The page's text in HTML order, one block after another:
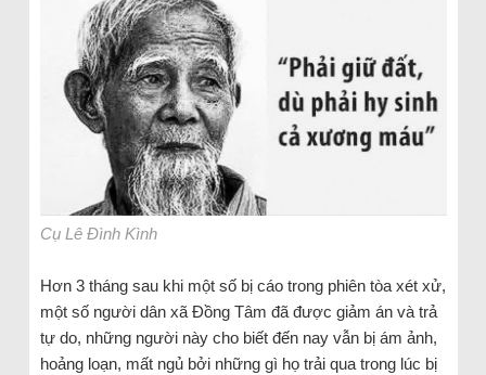
Cụ Lê Đình Kình
Hơn 3 tháng sau khi một số bị cáo trong phiên tòa xét xử,
một số người dân xã Đồng Tâm đã được giảm án và trả
tự do, những người này cho biết đến nay vẫn bị ám ảnh,
hoảng loạn, mất ngủ bởi những gì họ trải qua trong lúc bị